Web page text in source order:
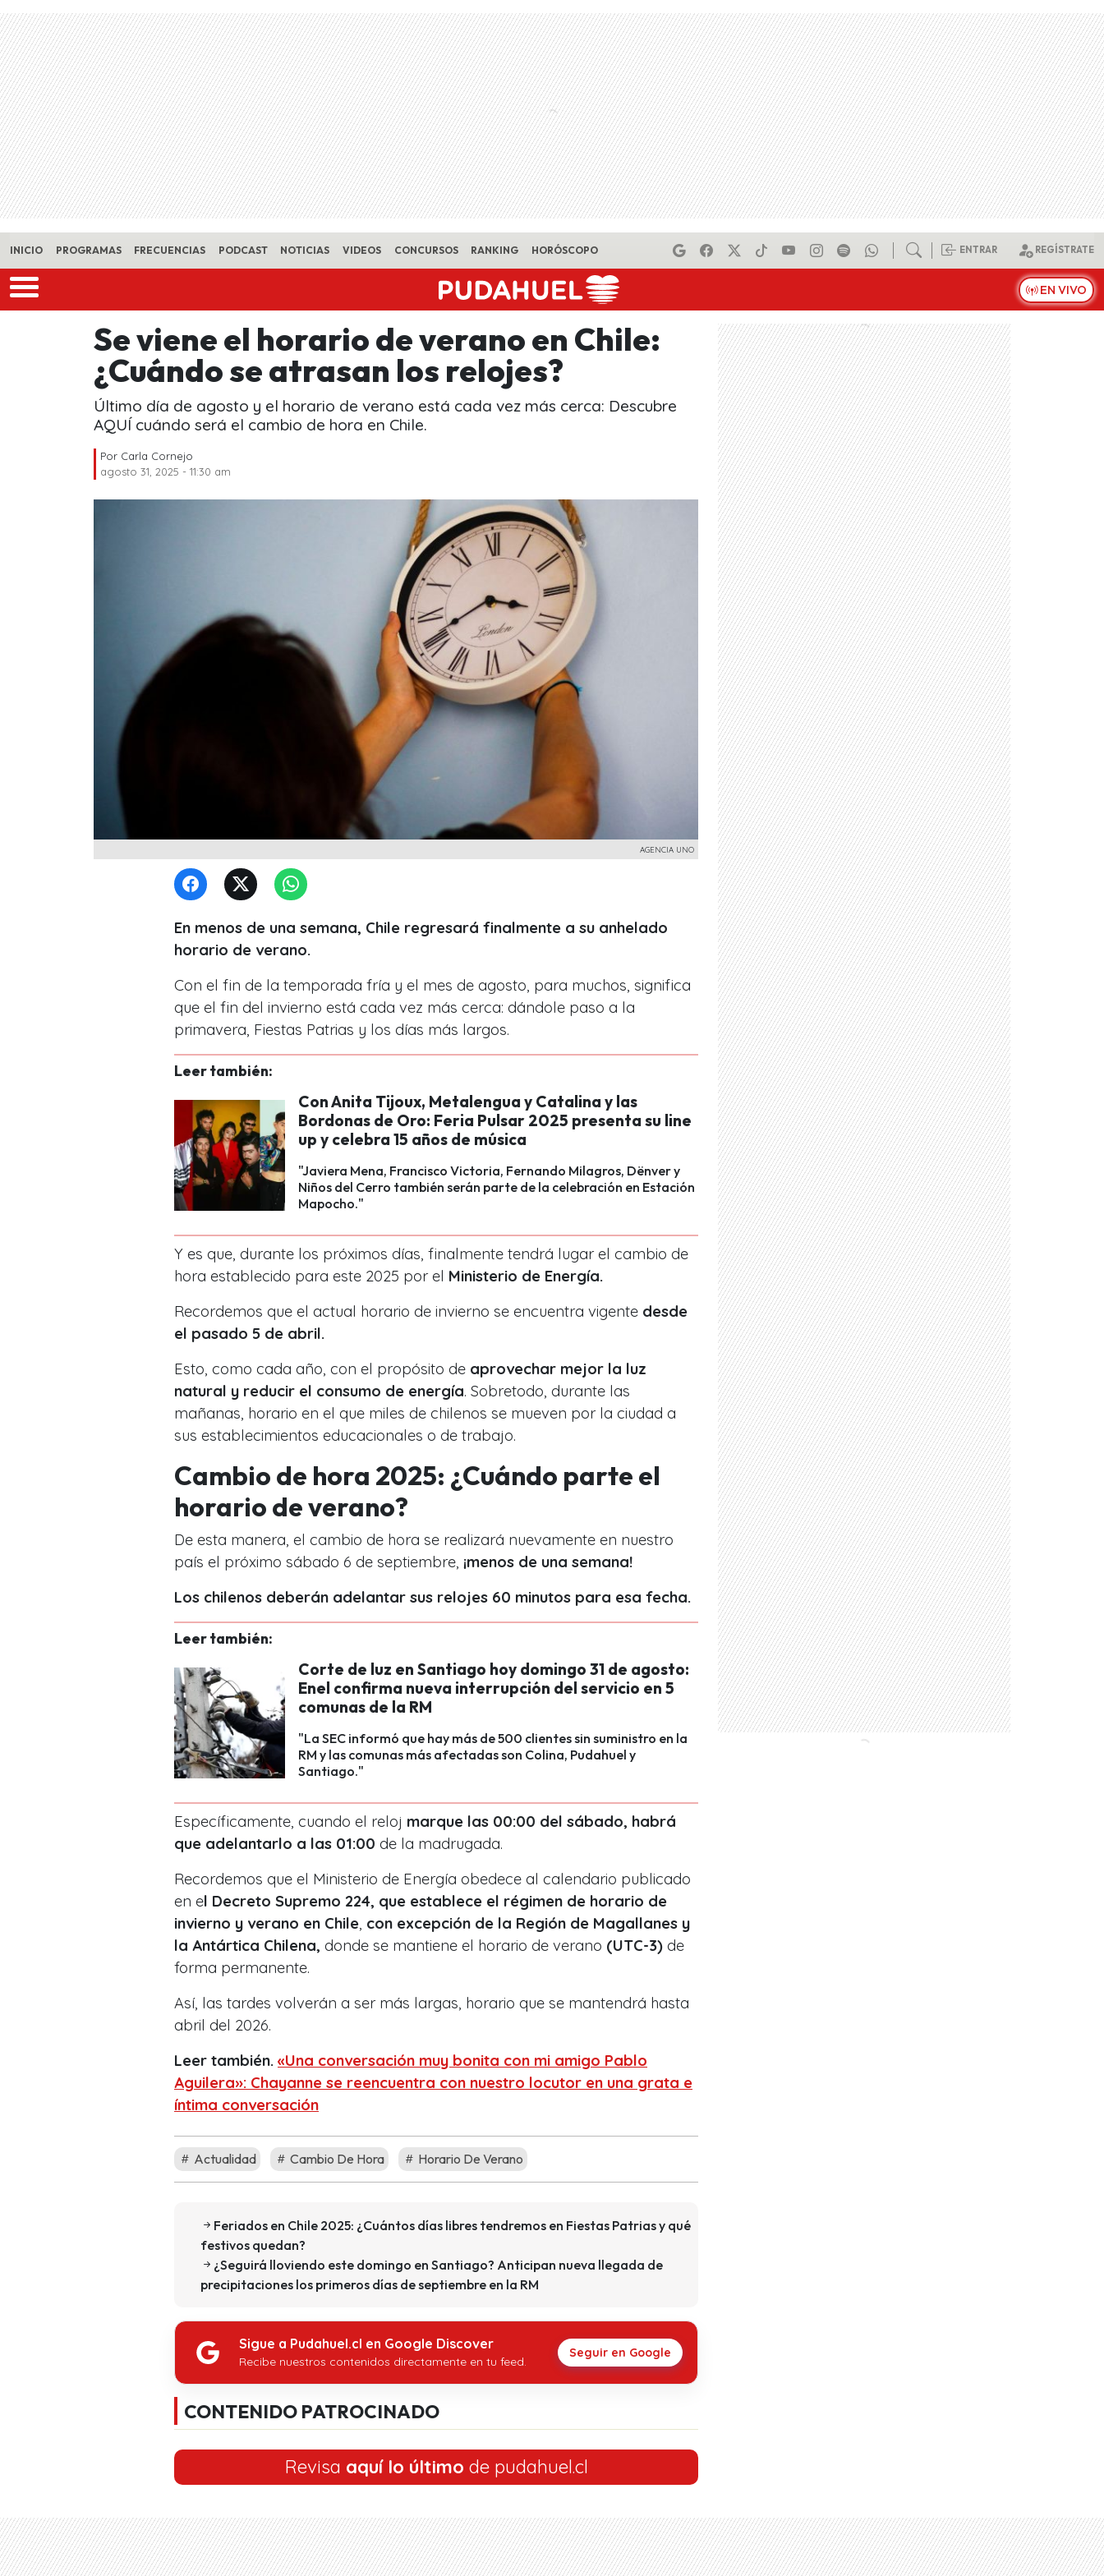
Skip to main content
INICIO PROGRAMAS FRECUENCIAS PODCAST NOTICIAS VIDEOS CONCURSOS RANKING HORÓSCOPO ENTRAR REGÍSTRATE
EN VIVO
Se viene el horario de verano en Chile:
¿Cuándo se atrasan los relojes?
Último día de agosto y el horario de verano está cada vez más cerca: Descubre
AQUÍ cuándo será el cambio de hora en Chile.
Por Carla Cornejo
agosto 31, 2025 - 11:30 am
AGENCIA UNO
En menos de una semana, Chile regresará finalmente a su anhelado
horario de verano.
Con el fin de la temporada fría y el mes de agosto, para muchos, significa
que el fin del invierno está cada vez más cerca: dándole paso a la
primavera, Fiestas Patrias y los días más largos.
Leer también:
Con Anita Tijoux, Metalengua y Catalina y las
Bordonas de Oro: Feria Pulsar 2025 presenta su line
up y celebra 15 años de música
"Javiera Mena, Francisco Victoria, Fernando Milagros, Dënver y
Niños del Cerro también serán parte de la celebración en Estación
Mapocho."
Y es que, durante los próximos días, finalmente tendrá lugar el cambio de
hora establecido para este 2025 por el Ministerio de Energía.
Recordemos que el actual horario de invierno se encuentra vigente desde
el pasado 5 de abril.
Esto, como cada año, con el propósito de aprovechar mejor la luz
natural y reducir el consumo de energía. Sobretodo, durante las
mañanas, horario en el que miles de chilenos se mueven por la ciudad a
sus establecimientos educacionales o de trabajo.
Cambio de hora 2025: ¿Cuándo parte el
horario de verano?
De esta manera, el cambio de hora se realizará nuevamente en nuestro
país el próximo sábado 6 de septiembre, ¡menos de una semana!
Los chilenos deberán adelantar sus relojes 60 minutos para esa fecha.
Leer también:
Corte de luz en Santiago hoy domingo 31 de agosto:
Enel confirma nueva interrupción del servicio en 5
comunas de la RM
"La SEC informó que hay más de 500 clientes sin suministro en la
RM y las comunas más afectadas son Colina, Pudahuel y
Santiago."
Específicamente, cuando el reloj marque las 00:00 del sábado, habrá
que adelantarlo a las 01:00 de la madrugada.
Recordemos que el Ministerio de Energía obedece al calendario publicado
en el Decreto Supremo 224, que establece el régimen de horario de
invierno y verano en Chile con excepción de la Región de Magallanes y
la Antártica Chilena, donde se mantiene el horario de verano (UTC-3) de
forma permanente.
Así, las tardes volverán a ser más largas, horario que se mantendrá hasta
abril del 2026.
Leer también. «Una conversación muy bonita con mi amigo Pablo
Aguilera»: Chayanne se reencuentra con nuestro locutor en una grata e
íntima conversación
Actualidad Cambio De Hora Horario De Verano
Feriados en Chile 2025: ¿Cuántos días libres tendremos en Fiestas Patrias y qué
festivos quedan?
¿Seguirá lloviendo este domingo en Santiago? Anticipan nueva llegada de
precipitaciones los primeros días de septiembre en la RM
Sigue a Pudahuel.cl en Google Discover
Recibe nuestros contenidos directamente en tu feed.
Seguir en Google
CONTENIDO PATROCINADO
Revisa aquí lo último de pudahuel.cl